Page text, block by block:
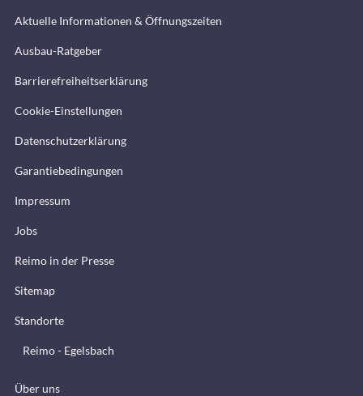
Aktuelle Informationen & Öffnungszeiten
Ausbau-Ratgeber
Barrierefreiheitserklärung
Cookie-Einstellungen
Datenschutzerklärung
Garantiebedingungen
Impressum
Jobs
Reimo in der Presse
Sitemap
Standorte
Reimo - Egelsbach
Über uns